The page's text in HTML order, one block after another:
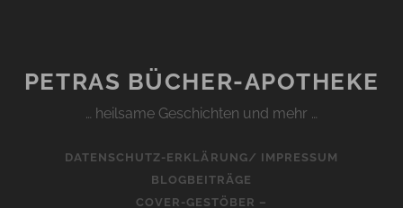
PETRAS BÜCHER-APOTHEKE
… heilsame Geschichten und mehr …
DATENSCHUTZ-ERKLÄRUNG/ IMPRESSUM
BLOGBEITRÄGE
COVER-GESTÖBER –